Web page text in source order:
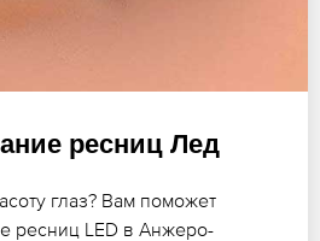
ресниц Лед
глаз? Вам поможет
ресниц LED в Анжеро-